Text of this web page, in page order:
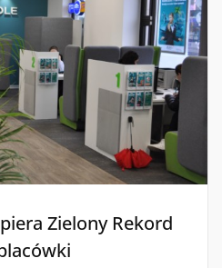
Zielony Rekord